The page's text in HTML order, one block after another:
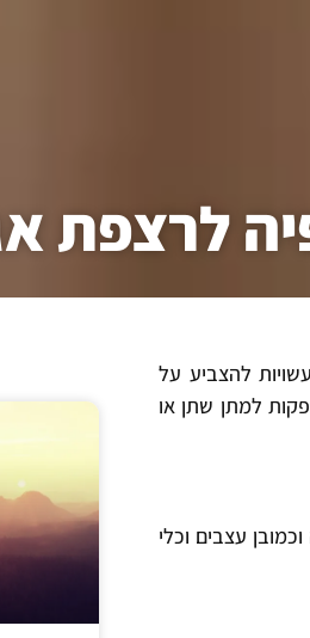
לרצפת
להצביע על
למתן שתן או
עצבים וכלי